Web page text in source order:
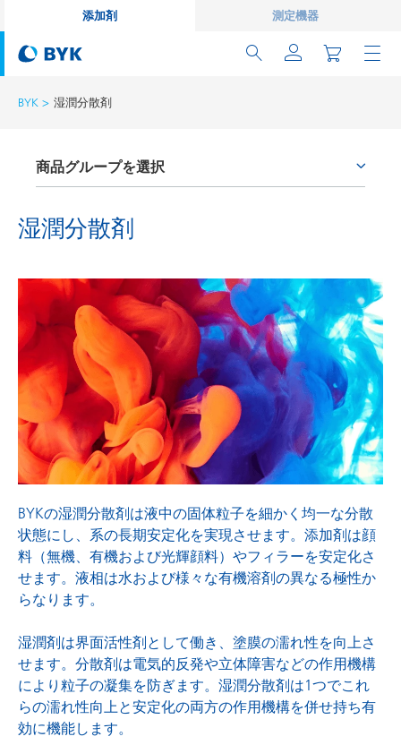
添加剤 測定機器
BYK 湿潤分散剤
湿潤分散剤
商品グループを選択
レオロジー剤
密着性付与剤およびカップリング剤
消泡剤および脱泡剤
湿潤分散剤
表面調整剤
BYKの湿潤分散剤は液中の固体粒子を細かく均一な分散
状態にし、系の長期安定化を実現させます。添加剤は顔
料（無機、有機および光輝顔料）やフィラーを安定化さ
せます。液相は水および様々な有機溶剤の異なる極性か
らなります。
湿潤剤は界面活性剤として働き、塗膜の濡れ性を向上さ
せます。分散剤は電気的反発や立体障害などの作用機構
により粒子の凝集を防ぎます。湿潤分散剤は1つでこれ
らの濡れ性向上と安定化の両方の作用機構を併せ持ち有
効に機能します。